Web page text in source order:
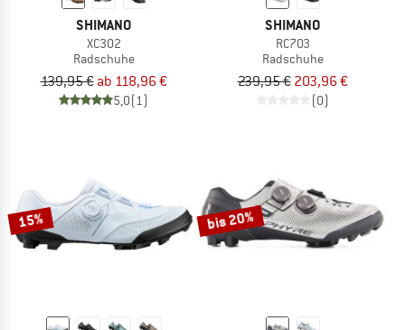
SHIMANO
XC302
Radschuhe
139,95 € ab 118,96 €
5,0(1)
SHIMANO
RC703
Radschuhe
239,95 € 203,96 €
(0)
15% bis 20%